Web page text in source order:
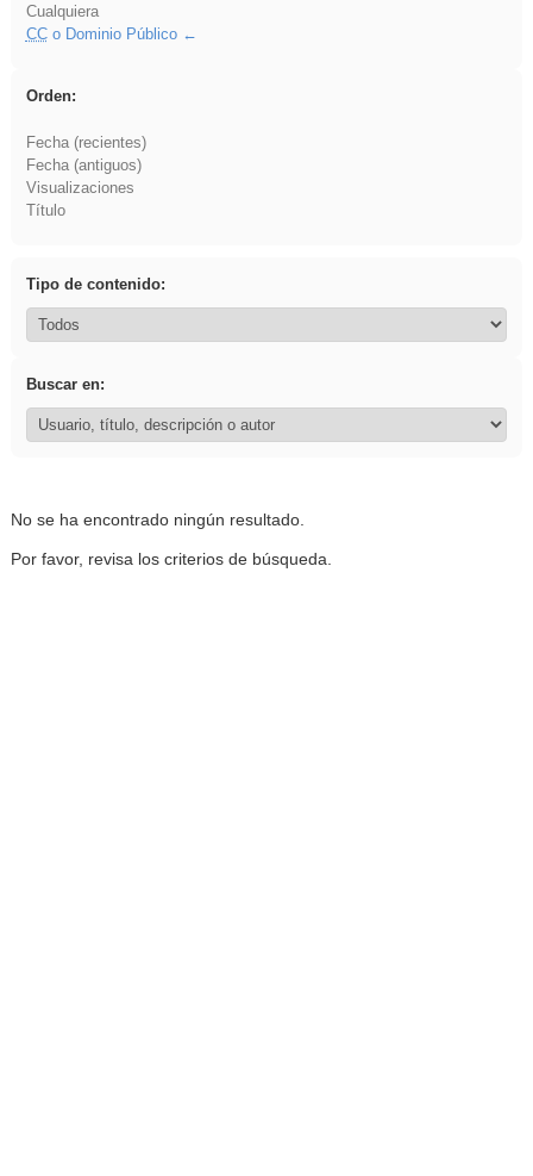
Cualquiera
CCo Dominio Público
Orden:
Fecha (recientes)
Fecha (antiguos)
Visualizaciones
Título
Tipo de contenido:
Buscar en:
No se ha encontrado ningún resultado.
Por favor, revisa los criterios de búsqueda.